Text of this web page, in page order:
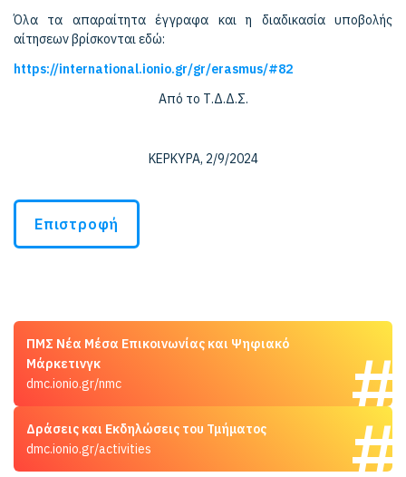
Όλα τα απαραίτητα έγγραφα και η διαδικασία υποβολής
αίτησεων βρίσκονται εδώ:
https://international.ionio.gr/gr/erasmus/#82
Από το Τ.Δ.Δ.Σ.
ΚΕΡΚΥΡΑ, 2/9/2024
Επιστροφή
ΠΜΣ Νέα Μέσα Επικοινωνίας και Ψηφιακό
Μάρκετινγκ
dmc.ionio.gr/nmc
Δράσεις και Εκδηλώσεις του Τμήματος
dmc.ionio.gr/activities